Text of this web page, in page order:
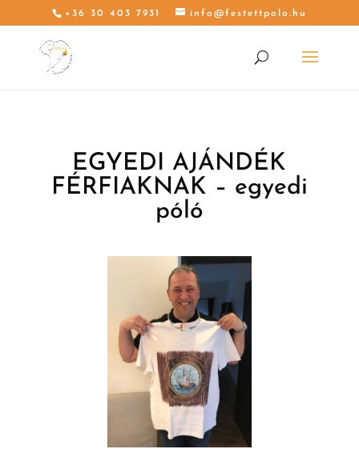
+36 30 403 7931 info@festettpolo.hu
EGYEDI AJÁNDÉK
FÉRFIAKNAK – egyedi
póló